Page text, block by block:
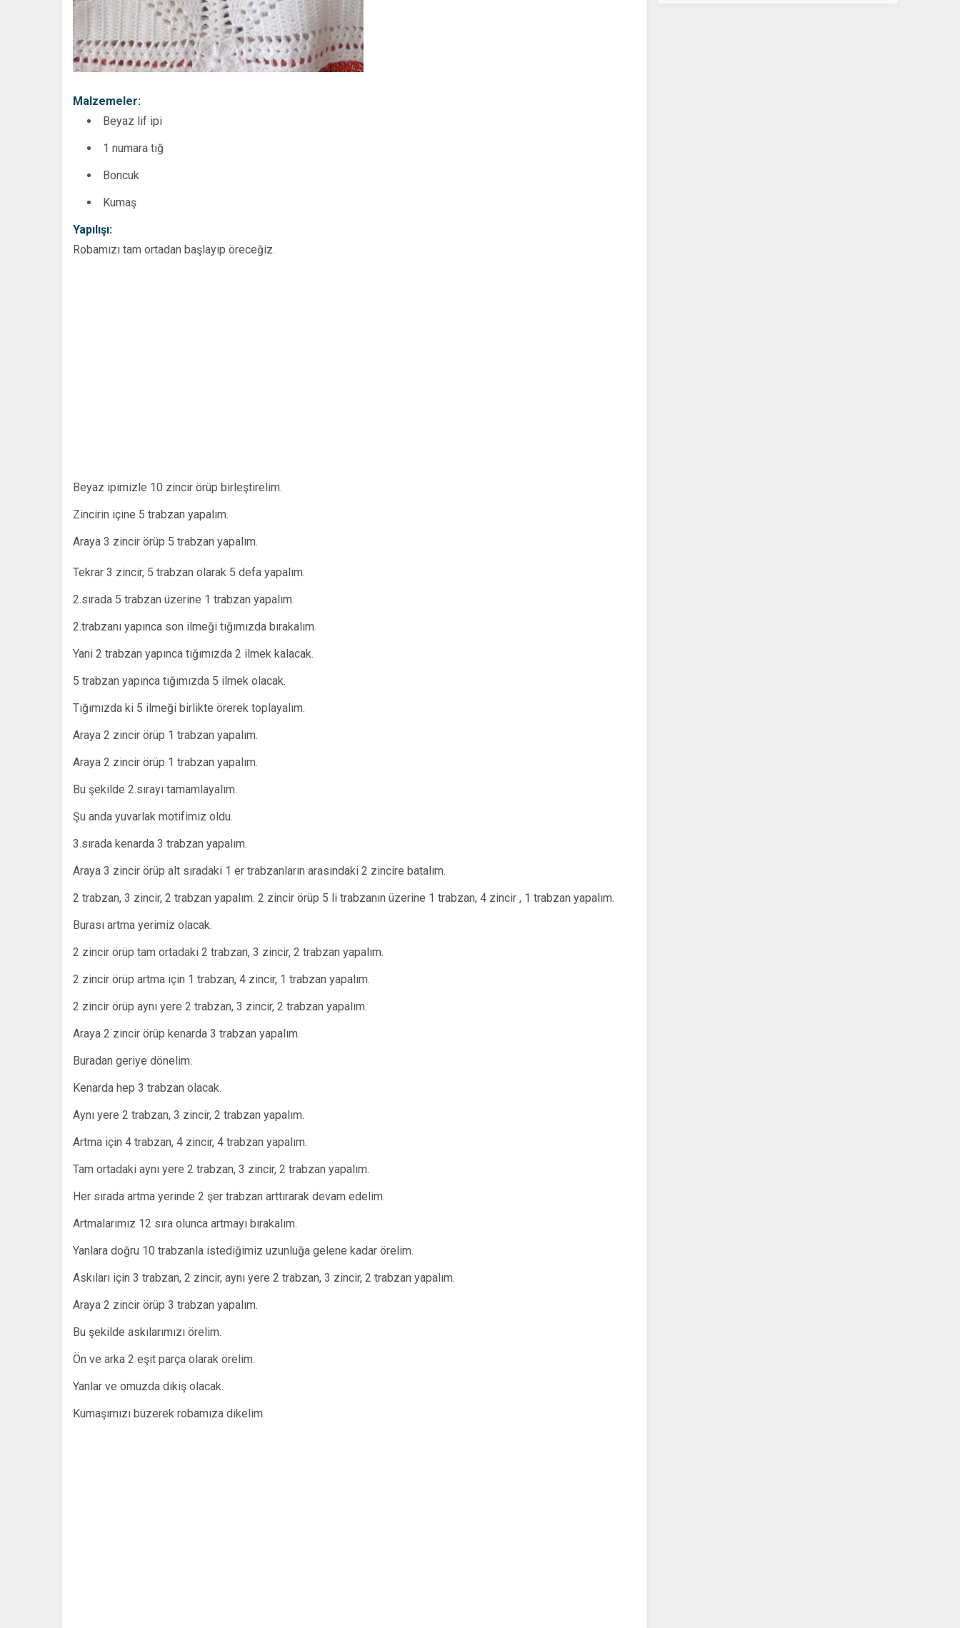
Malzemeler:
Beyaz lif ipi
1 numara tığ
Boncuk
Kumaş
Yapılışı:
Robamızı tam ortadan başlayıp öreceğiz.
Beyaz ipimizle 10 zincir örüp birleştirelim.
Zincirin içine 5 trabzan yapalım.
Araya 3 zincir örüp 5 trabzan yapalım.
Tekrar 3 zincir, 5 trabzan olarak 5 defa yapalım.
2.sırada 5 trabzan üzerine 1 trabzan yapalım.
2.trabzanı yapınca son ilmeği tığımızda bırakalım.
Yani 2 trabzan yapınca tığımızda 2 ilmek kalacak.
5 trabzan yapınca tığımızda 5 ilmek olacak.
Tığımızda ki 5 ilmeği birlikte örerek toplayalım.
Araya 2 zincir örüp 1 trabzan yapalım.
Araya 2 zincir örüp 1 trabzan yapalım.
Bu şekilde 2.sırayı tamamlayalım.
Şu anda yuvarlak motifimiz oldu.
3.sırada kenarda 3 trabzan yapalım.
Araya 3 zincir örüp alt sıradaki 1 er trabzanların arasındaki 2 zincire batalım.
2 trabzan, 3 zincir, 2 trabzan yapalım. 2 zincir örüp 5 li trabzanın üzerine 1 trabzan, 4 zincir , 1 trabzan yapalım.
Burası artma yerimiz olacak.
2 zincir örüp tam ortadaki 2 trabzan, 3 zincir, 2 trabzan yapalım.
2 zincir örüp artma için 1 trabzan, 4 zincir, 1 trabzan yapalım.
2 zincir örüp aynı yere 2 trabzan, 3 zincir, 2 trabzan yapalım.
Araya 2 zincir örüp kenarda 3 trabzan yapalım.
Buradan geriye dönelim.
Kenarda hep 3 trabzan olacak.
Aynı yere 2 trabzan, 3 zincir, 2 trabzan yapalım.
Artma için 4 trabzan, 4 zincir, 4 trabzan yapalım.
Tam ortadaki aynı yere 2 trabzan, 3 zincir, 2 trabzan yapalım.
Her sırada artma yerinde 2 şer trabzan arttırarak devam edelim.
Artmalarımız 12 sıra olunca artmayı bırakalım.
Yanlara doğru 10 trabzanla istediğimiz uzunluğa gelene kadar örelim.
Askıları için 3 trabzan, 2 zincir, aynı yere 2 trabzan, 3 zincir, 2 trabzan yapalım.
Araya 2 zincir örüp 3 trabzan yapalım.
Bu şekilde askılarımızı örelim.
Ön ve arka 2 eşit parça olarak örelim.
Yanlar ve omuzda dikiş olacak.
Kumaşımızı büzerek robamıza dikelim.